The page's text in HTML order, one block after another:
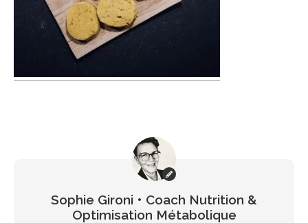
Sophie Gironi • Coach Nutrition &
Optimisation Métabolique